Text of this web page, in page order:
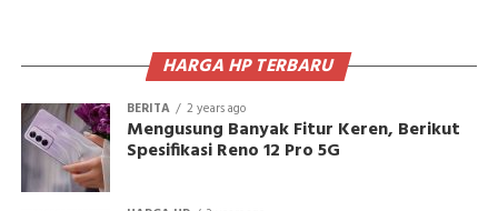
HARGA HP TERBARU
BERITA 2 years ago
Mengusung Banyak Fitur Keren, Berikut
Spesifikasi Reno 12 Pro 5G